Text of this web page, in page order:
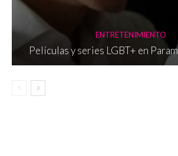
ENTRETENIMIENTO
Películas y series LGBT+ en